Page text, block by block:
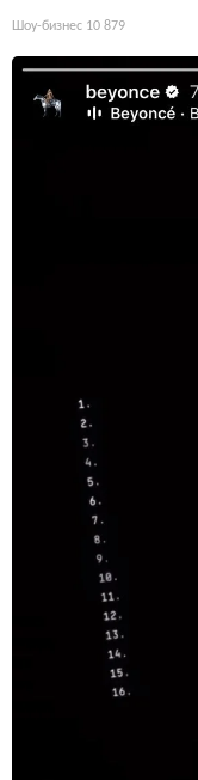
Шоу-бизнес 10 879